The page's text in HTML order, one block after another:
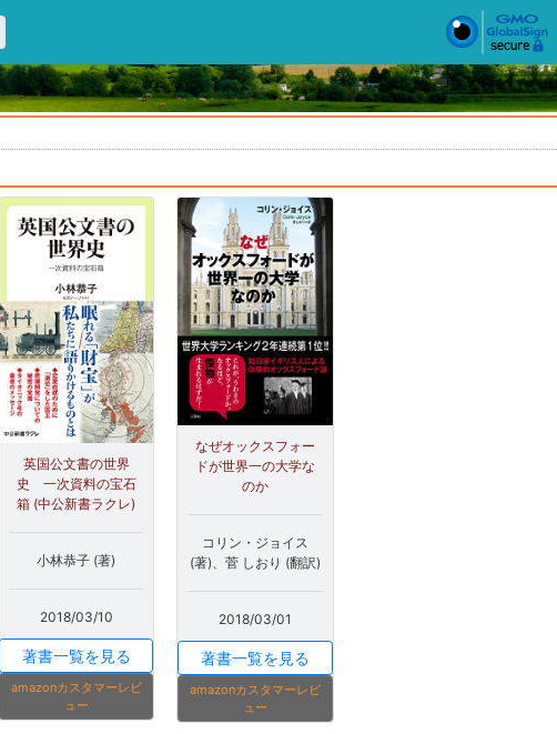
英国公文書の世界
史 一次資料の宝石
箱 (中公新書ラクレ)
小林恭子 (著)
2018/03/10
著書一覧を見る
amazonカスタマーレビ
ュー
なぜオックスフォー
ドが世界一の大学な
のか
コリン・ジョイス
(著)、菅 しおり (翻訳)
2018/03/01
著書一覧を見る
amazonカスタマーレビ
ュー